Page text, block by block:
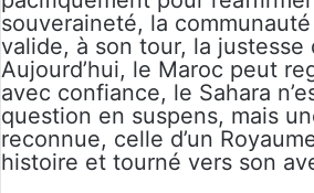
souveraineté, la
valide, à son tour, la justesse
Aujourd’hui, le Maroc peut
avec confiance, le Sahara
question en suspens, mais
reconnue, celle d’un
histoire et tourné vers son